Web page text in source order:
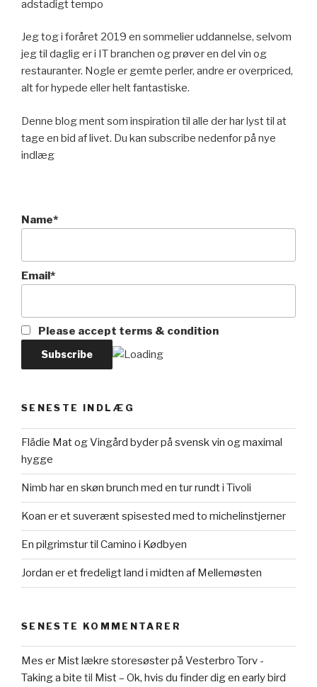
adstadigt tempo
Jeg tog i foråret 2019 en sommelier uddannelse, selvom
jeg til daglig er i IT branchen og prøver en del vin og
restauranter. Nogle er gemte perler, andre er overpriced,
alt for hypede eller helt fantastiske.
Denne blog ment som inspiration til alle der har lyst til at
tage en bid af livet. Du kan subscribe nedenfor på nye
indlæg
Name*
Email*
Please accept terms & condition
SENESTE INDLÆG
Flädie Mat og Vingård byder på svensk vin og maximal
hygge
Nimb har en skøn brunch med en tur rundt i Tivoli
Koan er et suverænt spisested med to michelinstjerner
En pilgrimstur til Camino i Kødbyen
Jordan er et fredeligt land i midten af Mellemøsten
SENESTE KOMMENTARER
Mes er Mist lækre storesøster på Vesterbro Torv -
Taking a bite til Mist – Ok, hvis du finder dig en early bird